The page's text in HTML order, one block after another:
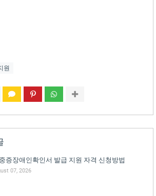
원
증장애인확인서 발급 지원 자격 신청방법
07, 2026